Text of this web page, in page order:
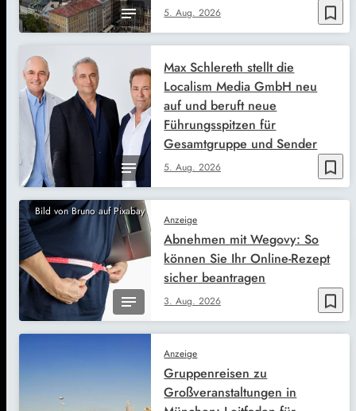
bookmark_border
5. Aug. 2026
bookmark_border
5. Aug. 2026
Max Schlereth stellt die
Localism Media GmbH neu
auf und beruft neue
Führungsspitzen für
Gesamtgruppe und Sender
Bild von Bruno auf Pixabay
bookmark_border
Anzeige
3. Aug. 2026
Abnehmen mit Wegovy: So
können Sie Ihr Online-Rezept
sicher beantragen
Anzeige
Gruppenreisen zu
Großveranstaltungen in